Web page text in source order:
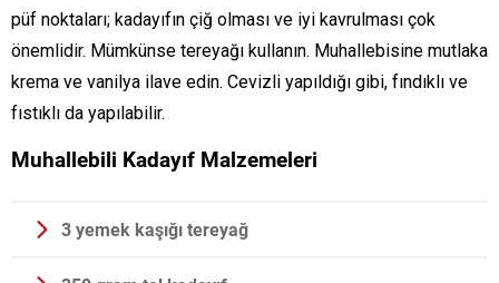
püf noktaları; kadayıfın çiğ olması ve iyi kavrulması çok
önemlidir. Mümkünse tereyağı kullanın. Muhallebisine mutlaka
krema ve vanilya ilave edin. Cevizli yapıldığı gibi, fındıklı ve
fıstıklı da yapılabilir.
Muhallebili Kadayıf Malzemeleri
3 yemek kaşığı tereyağ